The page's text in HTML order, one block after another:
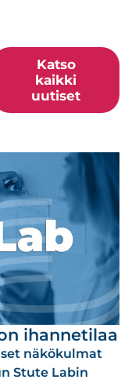
Katso
kaikki
uutiset
ihannetilaa
näkökulmat
Stute Labin